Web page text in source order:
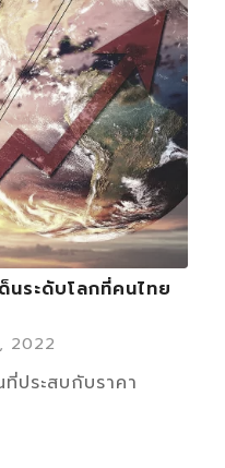
นระดับโลกที่คนไทย
2022
ที่ประสบกับราคา